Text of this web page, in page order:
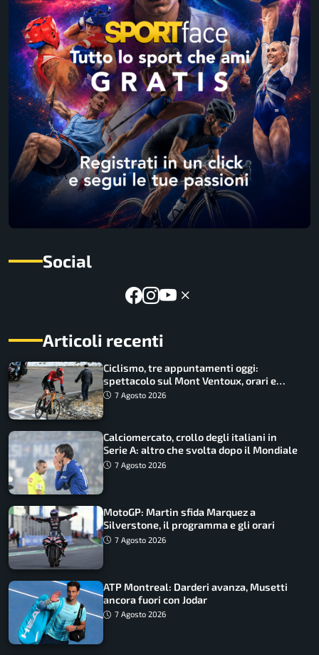
Social
Articoli recenti
Ciclismo, tre appuntamenti oggi:
spettacolo sul Mont Ventoux, orari e
come vederli
7 Agosto 2026
Calciomercato, crollo degli italiani in
Serie A: altro che svolta dopo il Mondiale
7 Agosto 2026
MotoGP: Martin sfida Marquez a
Silverstone, il programma e gli orari
7 Agosto 2026
ATP Montreal: Darderi avanza, Musetti
ancora fuori con Jodar
7 Agosto 2026